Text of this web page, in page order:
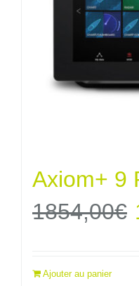
Axiom+ 9
1854,00€
Ajouter au panier